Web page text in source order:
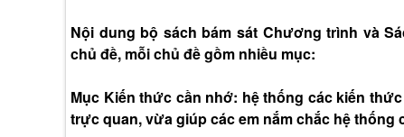
Nội dung bộ sách bám sát Chương trình và
chủ đề, mỗi chủ đề gồm nhiều mục:
Mục Kiến thức cần nhớ: hệ thống các kiến
trực quan, vừa giúp các em nắm chắc hệ thống